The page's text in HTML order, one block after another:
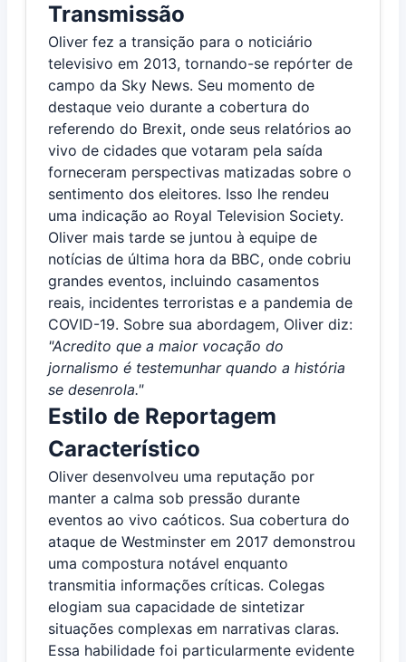
Transmissão
Oliver fez a transição para o noticiário
televisivo em 2013, tornando-se repórter de
campo da Sky News. Seu momento de
destaque veio durante a cobertura do
referendo do Brexit, onde seus relatórios ao
vivo de cidades que votaram pela saída
forneceram perspectivas matizadas sobre o
sentimento dos eleitores. Isso lhe rendeu
uma indicação ao Royal Television Society.
Oliver mais tarde se juntou à equipe de
notícias de última hora da BBC, onde cobriu
grandes eventos, incluindo casamentos
reais, incidentes terroristas e a pandemia de
COVID-19. Sobre sua abordagem, Oliver diz:
"Acredito que a maior vocação do
jornalismo é testemunhar quando a história
se desenrola."
Estilo de Reportagem
Característico
Oliver desenvolveu uma reputação por
manter a calma sob pressão durante
eventos ao vivo caóticos. Sua cobertura do
ataque de Westminster em 2017 demonstrou
uma compostura notável enquanto
transmitia informações críticas. Colegas
elogiam sua capacidade de sintetizar
situações complexas em narrativas claras.
Essa habilidade foi particularmente evidente